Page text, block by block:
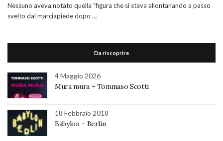
Nessuno aveva notato quella “figura che si stava allontanando a passo
svelto dal marciapiede dopo …
Da riscoprire
4 Maggio 2026
Mura mura – Tommaso Scotti
18 Febbraio 2018
Babylon – Berlin